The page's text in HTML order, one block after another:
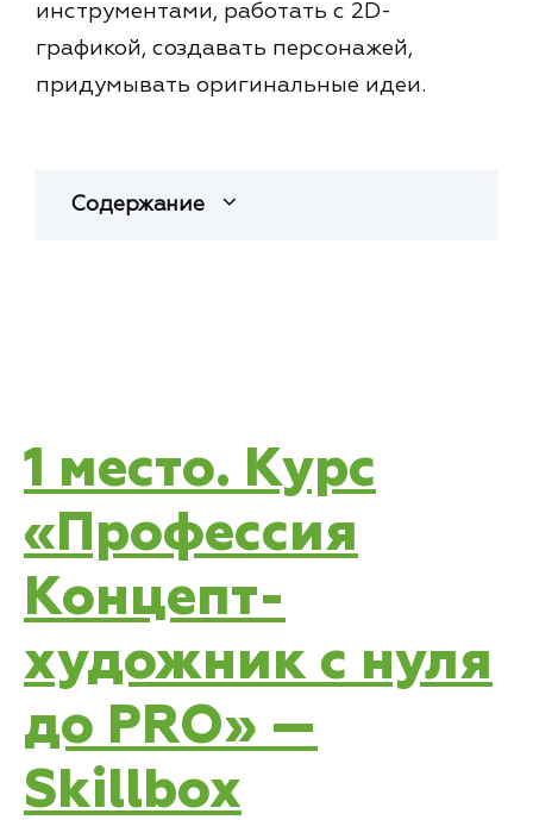
инструментами, работать с 2D-
графикой, создавать персонажей,
придумывать оригинальные идеи.
Содержание
1 место. Курс
«Профессия
Концепт-
художник с нуля
до PRO» —
Skillbox